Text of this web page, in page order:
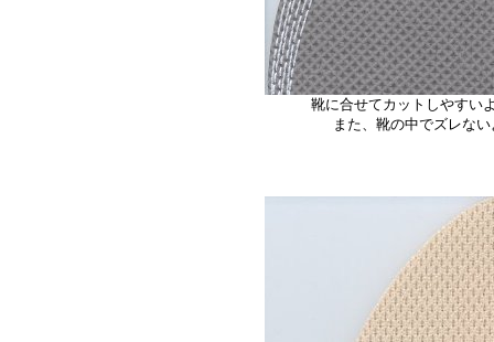
靴に合せてカットしやすい
また、靴の中でズレな